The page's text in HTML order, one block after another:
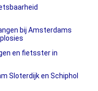
bij Amsterdams
en fietsster in
Sloterdijk en Schiphol